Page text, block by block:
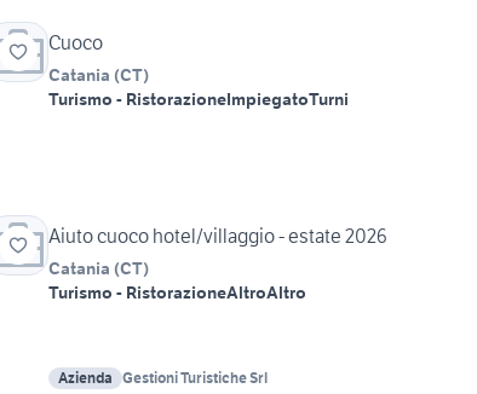
Cuoco
Catania (CT)
Turismo - RistorazioneImpiegatoTurni
Aiuto cuoco hotel/villaggio - estate 2026
Catania (CT)
Turismo - RistorazioneAltroAltro
Azienda Gestioni Turistiche Srl